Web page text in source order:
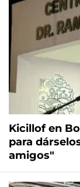
Kicillof en
para
amigos"